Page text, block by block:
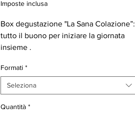
Imposte inclusa
Box degustazione "La Sana Colazione”:
tutto il buono per iniziare la giornata
insieme .
biscottate al farro, composte bio di
albicocca/pesca/ fragola e mandorle per
una colazione ricca, equilibrata e
naturalmente gustosa per tutta la
Formati *
Seleziona
Quantità *